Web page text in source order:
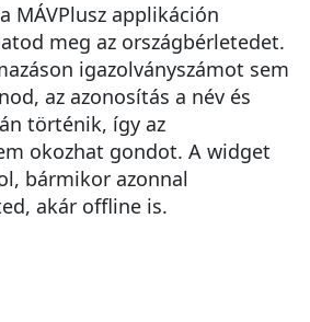
MÁVPlusz applikáción
meg az országbérletedet.
igazolványszámot sem
az azonosítás a név és
történik, így az
okozhat gondot. A widget
bármikor azonnal
akár offline is.